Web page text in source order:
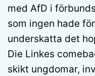
med AfD i
som ingen hade
underskatta det
Die Linkes
skikt ungdomar,